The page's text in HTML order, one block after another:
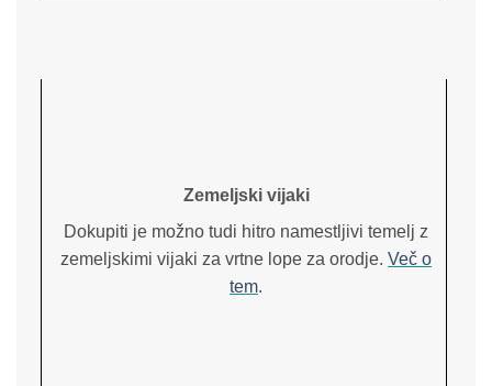
Zemeljski vijaki
Dokupiti je možno tudi hitro namestljivi temelj z
zemeljskimi vijaki za vrtne lope za orodje. Več o
tem.